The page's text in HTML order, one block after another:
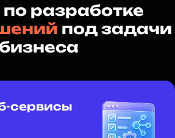
по разработке
под задачи
сервисы